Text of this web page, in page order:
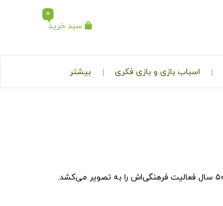
سبد خرید
0
اسباب بازی و بازی فکری بیشتر